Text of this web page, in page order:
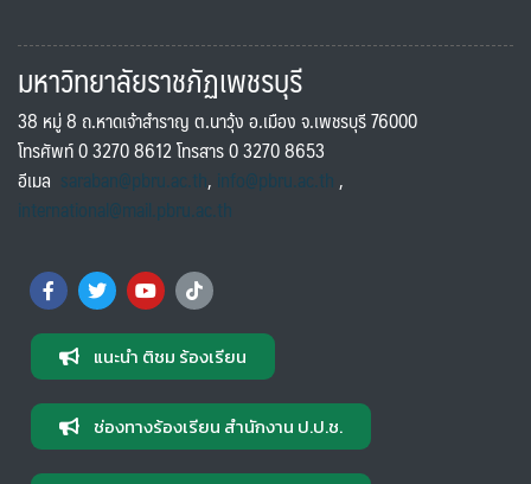
มหาวิทยาลัยราชภัฏเพชรบุรี
38 หมู่ 8 ถ.หาดเจ้าสำราญ ต.นาวุ้ง อ.เมือง จ.เพชรบุรี 76000
โทรศัพท์ 0 3270 8612 โทรสาร 0 3270 8653
อีเมล saraban@pbru.ac.th, info@pbru.ac.th,
international@mail.pbru.ac.th
แนะนำ ติชม ร้องเรียน
ช่องทางร้องเรียน สำนักงาน ป.ป.ช.